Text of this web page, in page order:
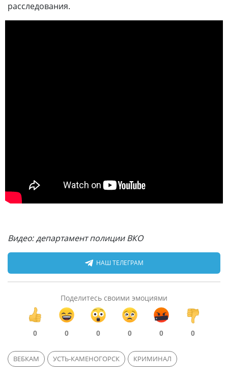
расследования.
Видео: департамент полиции ВКО
НАШ ТЕЛЕГРАМ
Поделитесь своими эмоциями
0 0 0 0 0 0
ВЕБКАМ УСТЬ-КАМЕНОГОРСК КРИМИНАЛ